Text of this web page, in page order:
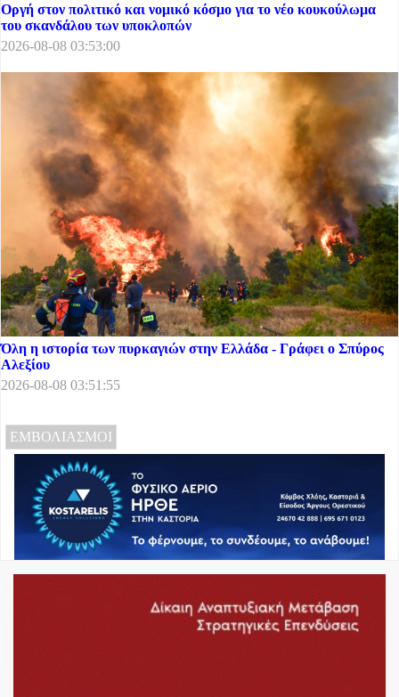
Οργή στον πολιτικό και νομικό κόσμο για το νέο κουκούλωμα
του σκανδάλου των υποκλοπών
2026-08-08 03:53:00
Όλη η ιστορία των πυρκαγιών στην Ελλάδα - Γράφει ο Σπύρος
Αλεξίου
2026-08-08 03:51:55
ΕΜΒΟΛΙΑΣΜΟΙ